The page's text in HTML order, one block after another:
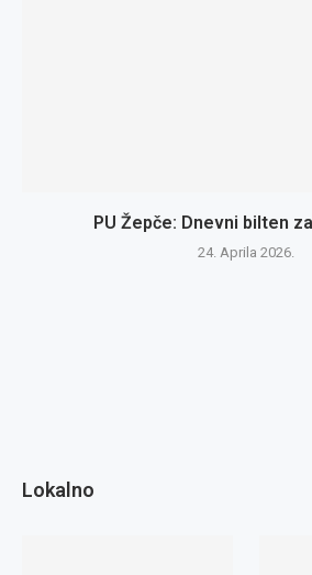
PU Žepče: Dnevni bilten
24. Aprila 2026.
Lokalno